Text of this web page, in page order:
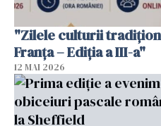
"Zilele culturii
Franța – Ediția a III-a"
12 MAI 2026